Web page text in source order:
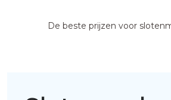
De beste prijzen voor